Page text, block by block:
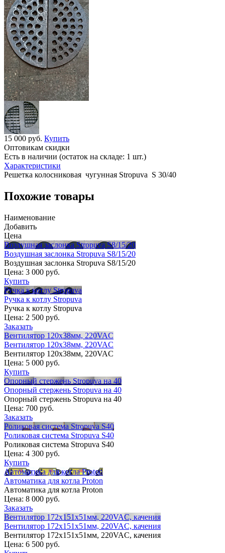
15 000 руб. Купить
Оптовикам скидки
Есть в наличии (остаток на складе: 1 шт.)
Характеристики
Решетка колосниковая чугунная Stropuva S 30/40
Похожие товары
Наименование
Добавить
Цена
Воздушная заслонка Stropuva S8/15/20
Воздушная заслонка Stropuva S8/15/20
Воздушная заслонка Stropuva S8/15/20
Цена: 3 000 руб.
Купить
Ручка к котлу Stropuva
Ручка к котлу Stropuva
Ручка к котлу Stropuva
Цена: 2 500 руб.
Заказать
Вентилятор 120х38мм, 220VAC
Вентилятор 120х38мм, 220VAC
Вентилятор 120х38мм, 220VAC
Цена: 5 000 руб.
Купить
Опорный стержень Stropuva на 40
Опорный стержень Stropuva на 40
Опорный стержень Stropuva на 40
Цена: 700 руб.
Заказать
Роликовая система Stropuva S40
Роликовая система Stropuva S40
Роликовая система Stropuva S40
Цена: 4 300 руб.
Купить
Автоматика для котла Proton
Автоматика для котла Proton
Автоматика для котла Proton
Цена: 8 000 руб.
Заказать
Вентилятор 172х151х51мм, 220VAC, качения
Вентилятор 172х151х51мм, 220VAC, качения
Вентилятор 172х151х51мм, 220VAC, качения
Цена: 6 500 руб.